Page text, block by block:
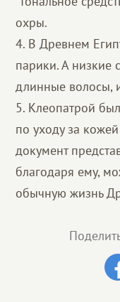
охры.
4. В Древнем
парики. А низкие
длинные волосы,
5. Клеопатрой
по уходу за
документ
благодаря ему,
обычную жизнь